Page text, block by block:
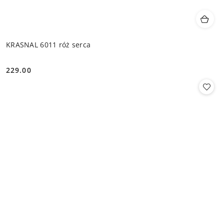
KRASNAL 6011 róż serca
Cena:
229.00